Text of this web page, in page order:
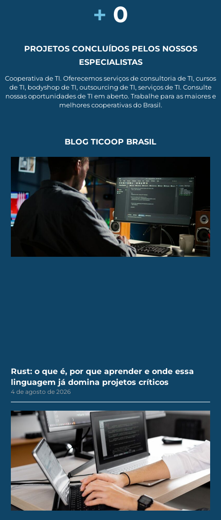
+ 0
PROJETOS CONCLUÍDOS PELOS NOSSOS
ESPECIALISTAS
Cooperativa de TI. Oferecemos serviços de consultoria de TI, cursos
de TI, bodyshop de TI, outsourcing de TI, serviços de TI. Consulte
nossas oportunidades de TI em aberto. Trabalhe para as maiores e
melhores cooperativas do Brasil.
BLOG TICOOP BRASIL
Rust: o que é, por que aprender e onde essa
linguagem já domina projetos críticos
4 de agosto de 2026